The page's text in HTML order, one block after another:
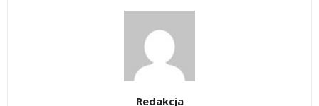
Redakcja